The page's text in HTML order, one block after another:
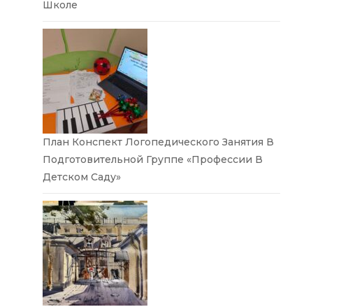
Школе
План Конспект Логопедического Занятия В
Подготовительной Группе «Профессии В
Детском Саду»